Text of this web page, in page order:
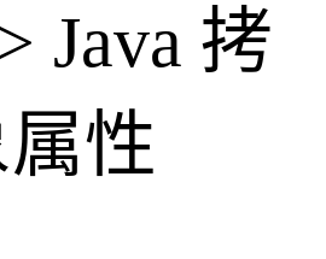
Java 拷
性